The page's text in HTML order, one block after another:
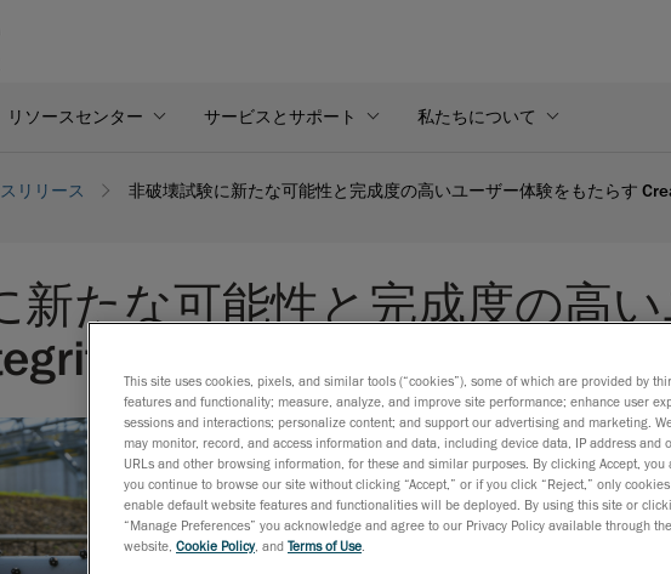
リソースセンター サービスとサポート 私たちについて
リリース 非破壊試験に新たな可能性と完成度の高いユーザー体験をもたらす
新たな可能性と完成度の高
Suite™発売
HandySCAN 3D | EVO Series™が新たに加わったこ
NDTソリューションが強化され、様々な業界の施
検査のレベルアップをサポートするとともに、製
高め、寿命を長くし、さらには、現場作業の改善
2025年11月4日、ケベック州レヴィ
This site uses cookies, pixels, and similar tools (“cookies”), some of which are provided by
features and functionality; measure, analyze, and improve site performance; enhance user
sessions and interactions; personalize content; and support our advertising and marketing.
may monitor, record, and access information and data, including device data, IP address
URLs and other browsing information, for these and similar purposes. By clicking Accept, you
you continue to browse our site without clicking “Accept,” or if you click “Reject,” only
enable default website features and functionalities will be deployed. By using this site or
“Manage Preferences” you acknowledge and agree to our Privacy Policy available through
website, Cookie Policy, and Terms of Use